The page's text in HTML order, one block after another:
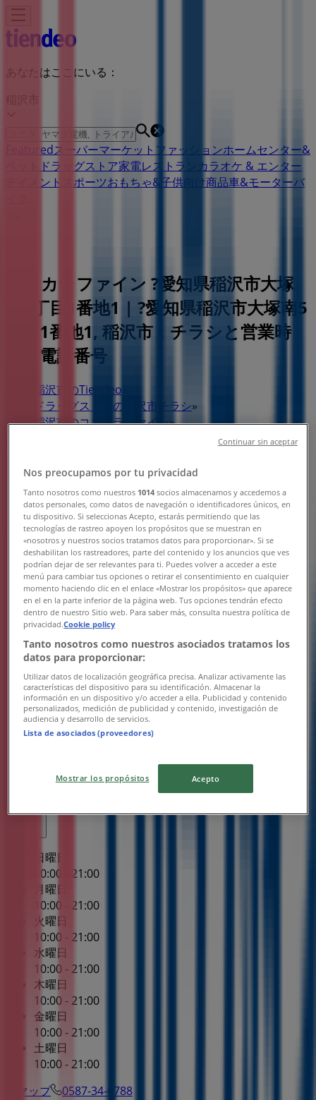
あなたはここにいる：
稲沢市
Featuredスーパーマーケット ファッションホームセンター&
ドラッグストア家電レストラン
カラオケ & エンター
テイメント
スポーツおもちゃ&子供向け商品車&モーターバ
ココカラファイン ?愛知県稲沢市大塚
南5丁目1番地1 | ?愛知県稲沢市大塚南5
丁目1番地1, 稲沢市：チラシと営業時
間、電話番号
稲沢市のTiendeo
ドラッグストアの稲沢市チラシ»
稲沢市のココカラファイン»
ココカラファイン | ?愛知県稲沢市大塚南5丁目1番地1
閉店
日曜日
10:00 - 21:00
月曜日
10:00 - 21:00
火曜日
10:00 - 21:00
水曜日
10:00 - 21:00
10:00 - 21:00
金曜日
10:00 - 21:00
土曜日
0587-34-6788
日曜日
10:00 - 21:00
月曜日
10:00 - 21:00
火曜日
10:00 - 21:00
水曜日
10:00 - 21:00
木曜日
10:00 - 21:00
金曜日
10:00 - 21:00
土曜日
10:00 - 21:00
マップ
0587-34-6788
Nos preocupamos por tu privacidad
Tanto nosotros como nuestros 1014 socios almacenamos y accedemos a
datos personales, como datos de navegación o identificadores únicos, en
tu dispositivo. Si seleccionas Acepto, estarás permitiendo que las
tecnologías de rastreo apoyen los propósitos que se muestran en
«nosotros y nuestros socios tratamos datos para proporcionar». Si se
deshabilitan los rastreadores, parte del contenido y los anuncios que ves
podrían dejar de ser relevantes para ti. Puedes volver a acceder a este
menú para cambiar tus opciones o retirar el consentimiento en cualquier
momento haciendo clic en el enlace «Mostrar los propósitos» que aparece
en el en la parte inferior de la página web. Tus opciones tendrán efecto
dentro de nuestro Sitio web. Para saber más, consulta nuestra política de
privacidad.Cookie policy
Tanto nosotros como nuestros asociados tratamos los
datos para proporcionar:
Utilizar datos de localización geográfica precisa. Analizar activamente las
características del dispositivo para su identificación. Almacenar la
información en un dispositivo y/o acceder a ella. Publicidad y contenido
personalizados, medición de publicidad y contenido, investigación de
audiencia y desarrollo de servicios.
Lista de asociados (proveedores)
Mostrar los propósitos Acepto
Continuar sin aceptar